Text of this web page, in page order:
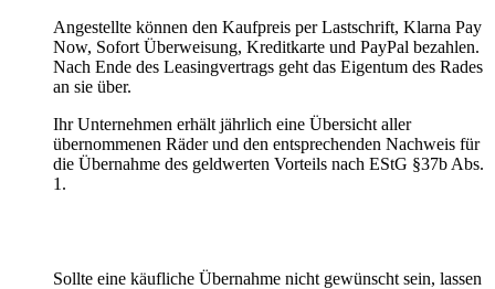
Angestellte können den Kaufpreis per Lastschrift, Klarna Pay
Now, Sofort Überweisung, Kreditkarte und PayPal bezahlen.
Nach Ende des Leasingvertrags geht das Eigentum des Rades
an sie über.
Ihr Unternehmen erhält jährlich eine Übersicht aller
übernommenen Räder und den entsprechenden Nachweis für
die Übernahme des geldwerten Vorteils nach EStG §37b Abs.
1.
Sollte eine käufliche Übernahme nicht gewünscht sein, lassen